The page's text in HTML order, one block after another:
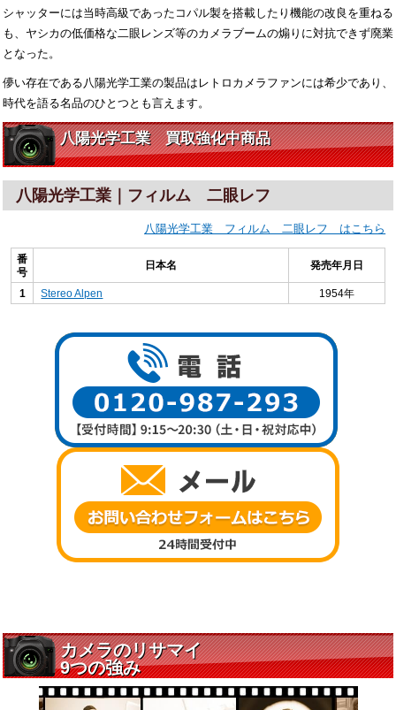
シャッターには当時高級であったコパル製を搭載したり機能の改良を重ねる
も、ヤシカの低価格な二眼レンズ等のカメラブームの煽りに対抗できず廃業
となった。
儚い存在である八陽光学工業の製品はレトロカメラファンには希少であり、
時代を語る名品のひとつとも言えます。
八陽光学工業 買取強化中商品
八陽光学工業｜フィルム 二眼レフ
八陽光学工業 フィルム 二眼レフ はこちら
番
号
日本名 発売年月日
1 Stereo Alpen 1954年